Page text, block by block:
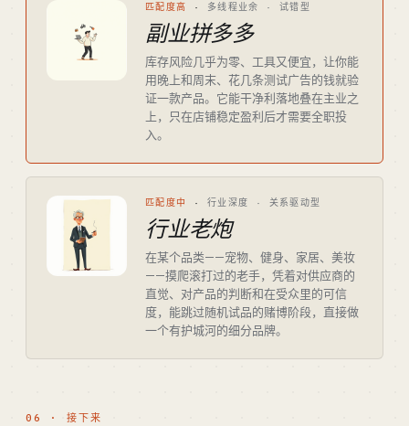
匹配度高 · 多线程业余 · 试错型
副业拼多多
库存风险几乎为零、工具又便宜，让你能
用晚上和周末、花几条测试广告的钱就验
证一款产品。它能干净利落地叠在主业之
上，只在店铺稳定盈利后才需要全职投
入。
匹配度中 · 行业深度 · 关系驱动型
行业老炮
在某个品类——宠物、健身、家居、美妆
——摸爬滚打过的老手，凭着对供应商的
直觉、对产品的判断和在受众里的可信
度，能跳过随机试品的赌博阶段，直接做
一个有护城河的细分品牌。
06 · 接下来